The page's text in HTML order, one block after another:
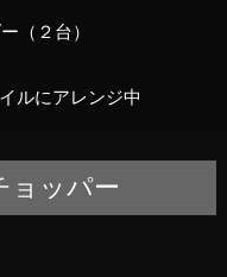
（２台）
ルにアレンジ中
ョッパー